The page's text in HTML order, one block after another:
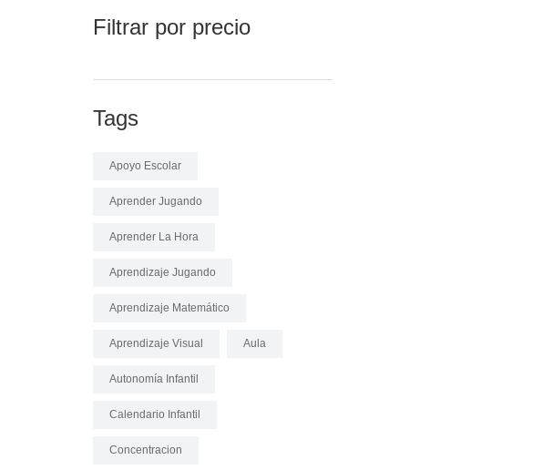
Filtrar por precio
Tags
Apoyo Escolar
Aprender Jugando
Aprender La Hora
Aprendizaje Jugando
Aprendizaje Matemático
Aprendizaje Visual Aula
Autonomía Infantil
Calendario Infantil
Concentracion